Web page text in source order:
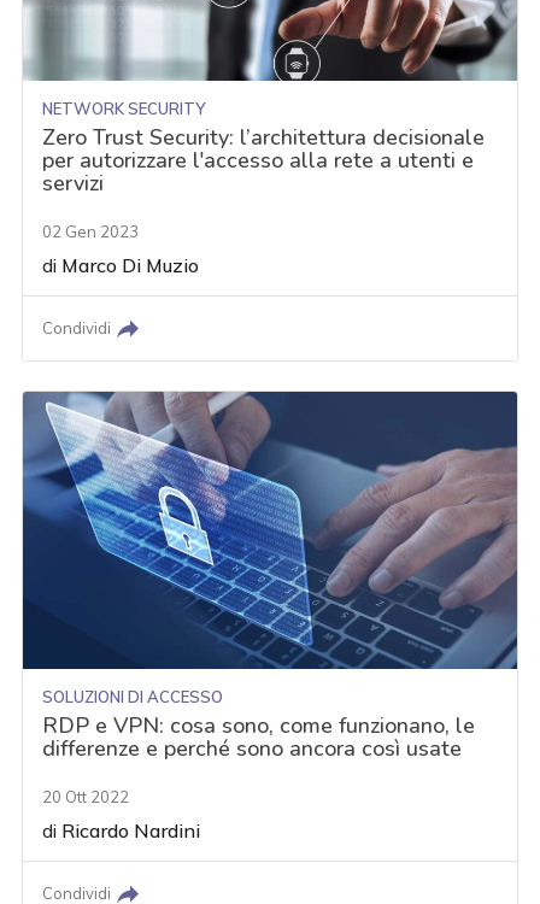
NETWORK SECURITY
Zero Trust Security: l’architettura decisionale
per autorizzare l'accesso alla rete a utenti e
servizi
02 Gen 2023
di Marco Di Muzio
Condividi
SOLUZIONI DI ACCESSO
RDP e VPN: cosa sono, come funzionano, le
differenze e perché sono ancora così usate
20 Ott 2022
di Ricardo Nardini
Condividi